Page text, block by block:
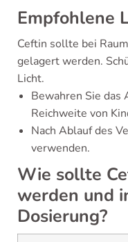
Empfohlene
Ceftin sollte bei
gelagert werden.
Licht.
Bewahren Sie
Reichweite von
Nach Ablauf des
verwenden.
Wie sollte
werden und
Dosierung?